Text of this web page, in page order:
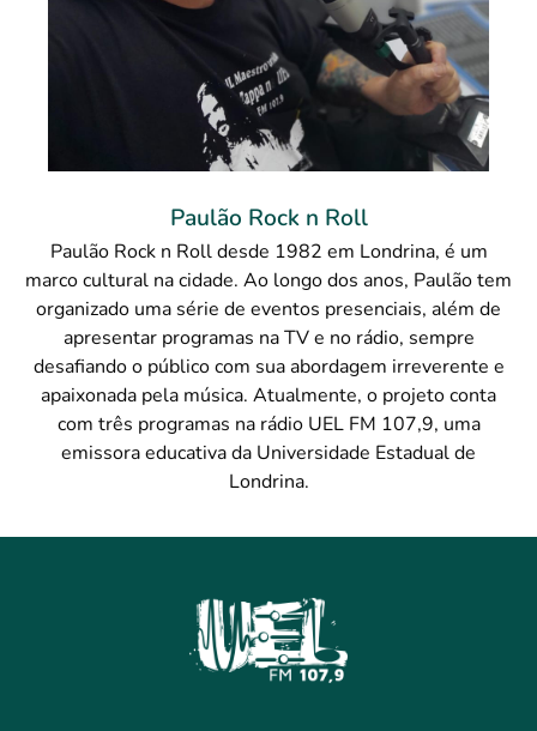
Paulão Rock n Roll
Paulão Rock n Roll desde 1982 em Londrina, é um
marco cultural na cidade. Ao longo dos anos, Paulão tem
organizado uma série de eventos presenciais, além de
apresentar programas na TV e no rádio, sempre
desafiando o público com sua abordagem irreverente e
apaixonada pela música. Atualmente, o projeto conta
com três programas na rádio UEL FM 107,9, uma
emissora educativa da Universidade Estadual de
Londrina.